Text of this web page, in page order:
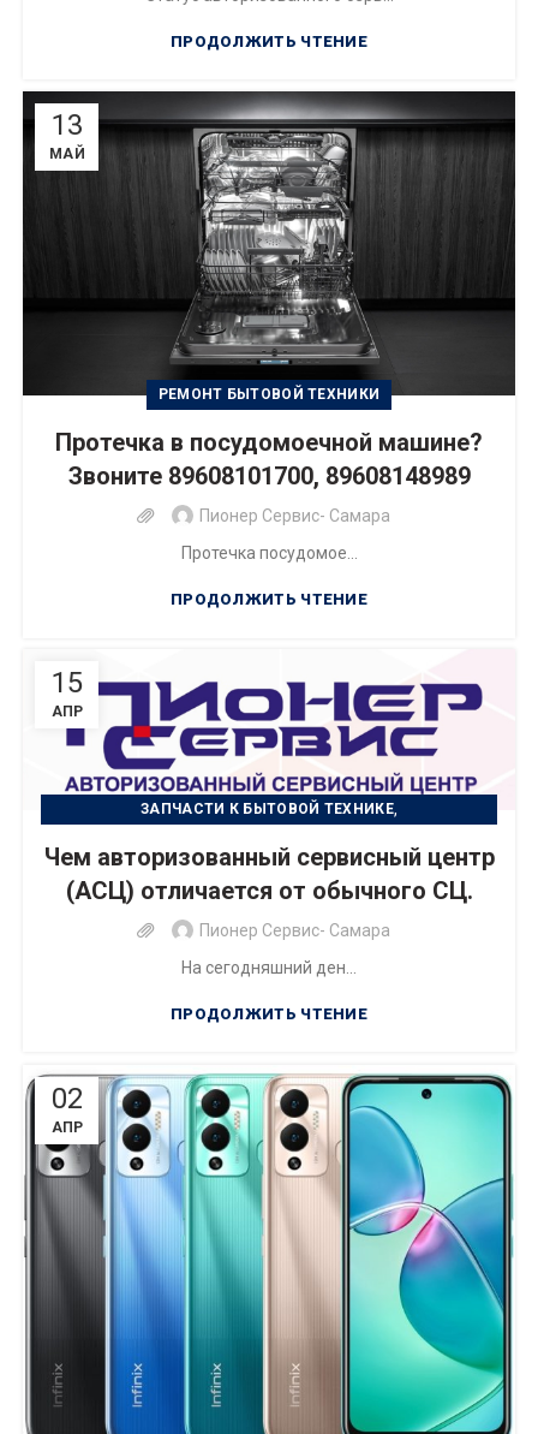
ПРОДОЛЖИТЬ ЧТЕНИЕ
13
МАЙ
РЕМОНТ БЫТОВОЙ ТЕХНИКИ
Протечка в посудомоечной машине?
Звоните 89608101700, 89608148989
Пионер Сервис- Самара
Протечка посудомое...
ПРОДОЛЖИТЬ ЧТЕНИЕ
15
АПР
ЗАПЧАСТИ К БЫТОВОЙ ТЕХНИКЕ,
Чем авторизованный сервисный центр
(АСЦ) отличается от обычного СЦ.
Пионер Сервис- Самара
На сегодняшний ден...
ПРОДОЛЖИТЬ ЧТЕНИЕ
02
АПР